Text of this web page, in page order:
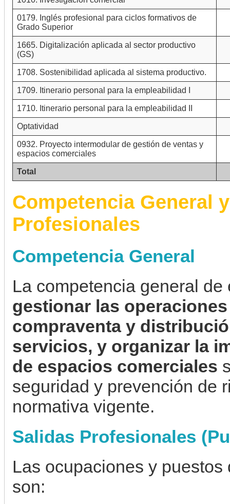
0179. Inglés profesional para ciclos formativos de
Grado Superior
1665. Digitalización aplicada al sector productivo
(GS)
1708. Sostenibilidad aplicada al sistema productivo.
1709. Itinerario personal para la empleabilidad I
1710. Itinerario personal para la empleabilidad II
Optatividad
0932. Proyecto intermodular de gestión de ventas y
espacios comerciales
Total
Competencia General
Profesionales
Competencia General
La competencia general
gestionar las
compraventa y
servicios, y organizar la
de espacios comerciales
seguridad y prevención de
normativa vigente.
Salidas Profesionales
Las ocupaciones y
son: